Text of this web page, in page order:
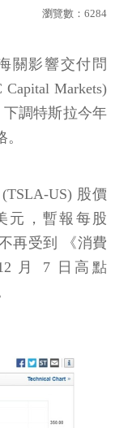
瀏覽數： 6284
關影響交付問
Markets)
調特斯拉今年
US) 股價
元，暫報每股
再受到 《消費
月 7 日高點